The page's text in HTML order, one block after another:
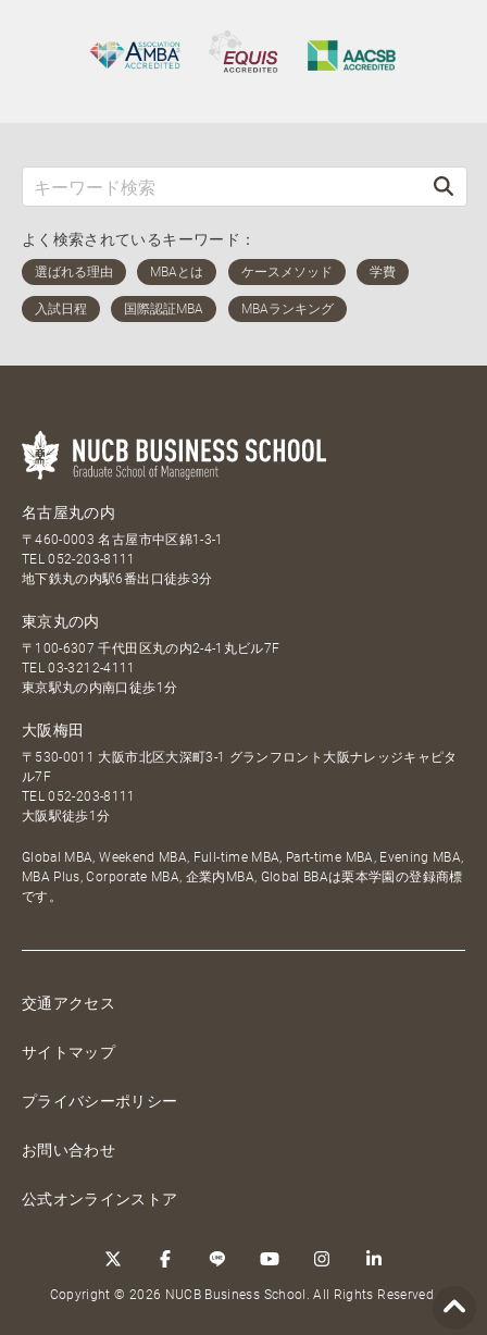
よく検索されているキーワード：
名古屋丸の内
〒460-0003 名古屋市中区錦1-3-1
TEL052-203-8111
地下鉄丸の内駅6番出口徒歩3分
東京丸の内
〒100-6307 千代田区丸の内2-4-1丸ビル7F
TEL03-3212-4111
東京駅丸の内南口徒歩1分
大阪梅田
〒530-0011 大阪市北区大深町3-1 グランフロント大阪ナレッジキャピタ
ル7F
TEL052-203-8111
大阪駅徒歩1分
Global MBA, Weekend MBA, Full-time MBA, Part-time MBA, Evening MBA,
MBA Plus, Corporate MBA, 企業内MBA, Global BBAは栗本学園の登録商標
です。
交通アクセス
サイトマップ
プライバシーポリシー
お問い合わせ
公式オンラインストア
Copyright © 2026 NUCB Business School. All Rights Reserved.